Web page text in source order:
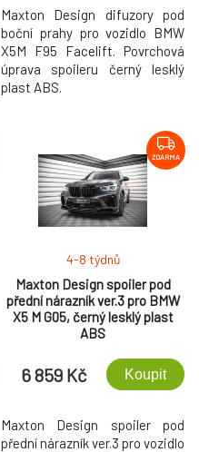
Maxton Design difuzory pod
boční prahy pro vozidlo BMW
X5M F95 Facelift. Povrchová
úprava spoileru černý lesklý
plast ABS.
ZDARMA
Maxton Design spoiler pod
přední nárazník ver.3 pro BMW
X5 M G05, černý lesklý plast
ABS
4-8 týdnů
6 859 Kč Koupit
Maxton Design spoiler pod
přední nárazník ver.3 pro vozidlo